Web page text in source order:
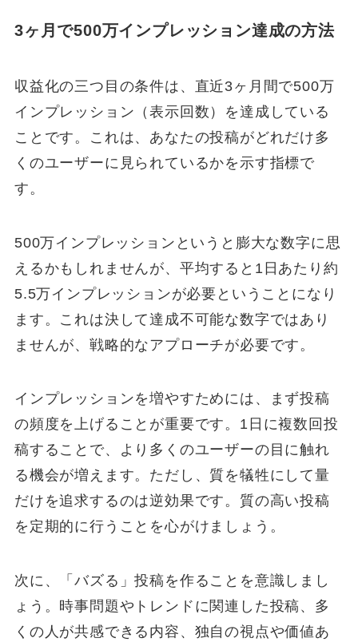
3ヶ月で500万インプレッション達成の方法
収益化の三つ目の条件は、直近3ヶ月間で500万
インプレッション（表示回数）を達成している
ことです。これは、あなたの投稿がどれだけ多
くのユーザーに見られているかを示す指標で
す。
500万インプレッションというと膨大な数字に思
えるかもしれませんが、平均すると1日あたり約
5.5万インプレッションが必要ということになり
ます。これは決して達成不可能な数字ではあり
ませんが、戦略的なアプローチが必要です。
インプレッションを増やすためには、まず投稿
の頻度を上げることが重要です。1日に複数回投
稿することで、より多くのユーザーの目に触れ
る機会が増えます。ただし、質を犠牲にして量
だけを追求するのは逆効果です。質の高い投稿
を定期的に行うことを心がけましょう。
次に、「バズる」投稿を作ることを意識しまし
ょう。時事問題やトレンドに関連した投稿、多
くの人が共感できる内容、独自の視点や価値あ